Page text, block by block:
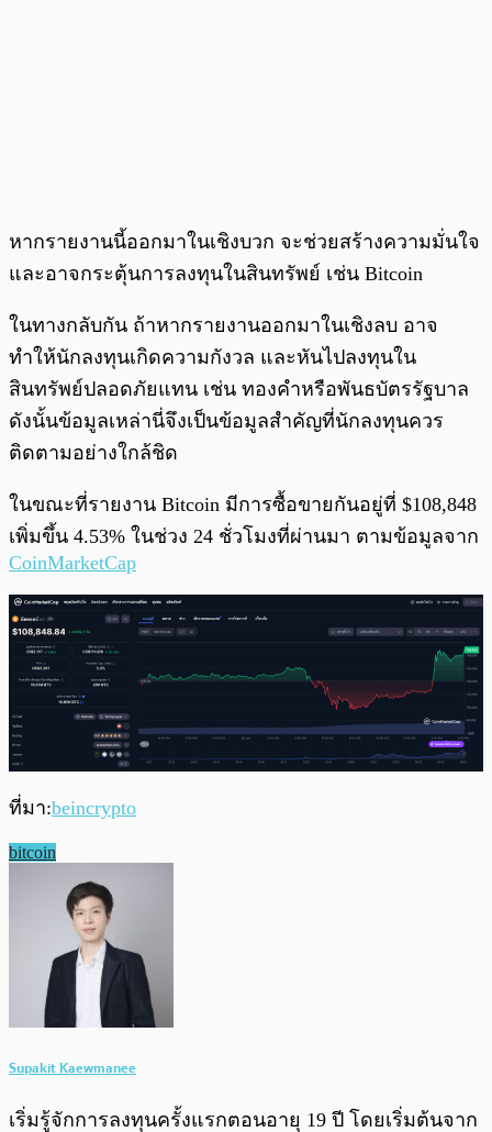
หากรายงานนี้ออกมาในเชิงบวก จะช่วยสร้างความมั่นใจ
และอาจกระตุ้นการลงทุนในสินทรัพย์ เช่น Bitcoin
ในทางกลับกัน ถ้าหากรายงานออกมาในเชิงลบ อาจ
ทำให้นักลงทุนเกิดความกังวล และหันไปลงทุนใน
สินทรัพย์ปลอดภัยแทน เช่น ทองคำหรือพันธบัตรรัฐบาล
ดังนั้นข้อมูลเหล่านี่จึงเป็นข้อมูลสำคัญที่นักลงทุนควร
ติดตามอย่างใกล้ชิด
ในขณะที่รายงาน Bitcoin มีการซื้อขายกันอยู่ที่ $108,848
เพิ่มขึ้น 4.53% ในช่วง 24 ชั่วโมงที่ผ่านมา ตามข้อมูลจาก
CoinMarketCap
ที่มา:beincrypto
bitcoin
Supakit Kaewmanee
เริ่มรู้จักการลงทุนครั้งแรกตอนอายุ 19 ปี โดยเริ่มต้นจาก